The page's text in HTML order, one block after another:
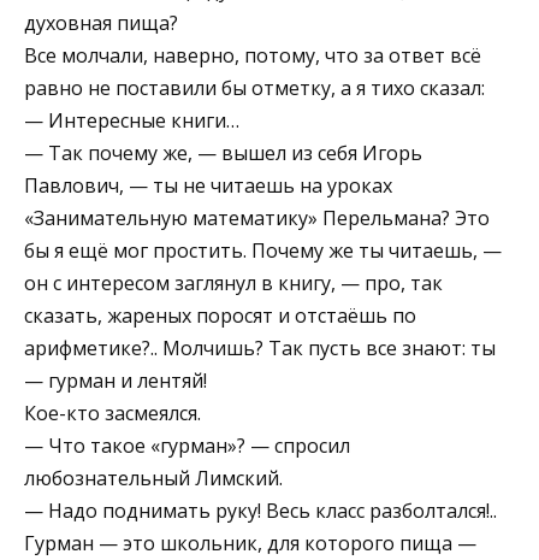
духовная пища?
Все молчали, наверно, потому, что за ответ всё
равно не поставили бы отметку, а я тихо сказал:
— Интересные книги…
— Так почему же, — вышел из себя Игорь
Павлович, — ты не читаешь на уроках
«Занимательную математику» Перельмана? Это
бы я ещё мог простить. Почему же ты читаешь, —
он с интересом заглянул в книгу, — про, так
сказать, жареных поросят и отстаёшь по
арифметике?.. Молчишь? Так пусть все знают: ты
— гурман и лентяй!
Кое-кто засмеялся.
— Что такое «гурман»? — спросил
любознательный Лимский.
— Надо поднимать руку! Весь класс разболтался!..
Гурман — это школьник, для которого пища —